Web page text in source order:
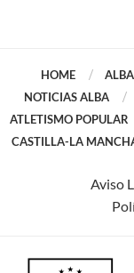
HOME
NOTICIAS ALBA
ATLETISMO POPULAR
CASTILLA-LA
Aviso